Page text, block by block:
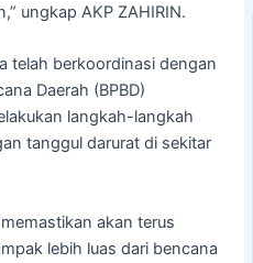
ungkap AKP ZAHIRIN.
telah berkoordinasi dengan
Daerah (BPBD)
langkah-langkah
tanggul darurat di sekitar
akan terus
lebih luas dari bencana